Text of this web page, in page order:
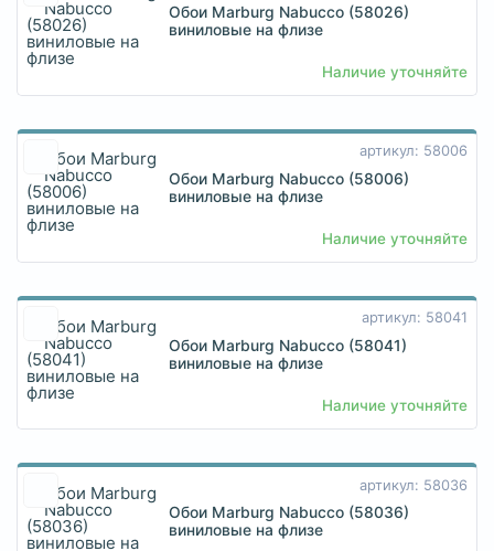
Обои Marburg Nabucco (58026)
виниловые на флизе
Наличие уточняйте
артикул: 58006
Обои Marburg Nabucco (58006)
виниловые на флизе
Наличие уточняйте
артикул: 58041
Обои Marburg Nabucco (58041)
виниловые на флизе
Наличие уточняйте
артикул: 58036
Обои Marburg Nabucco (58036)
виниловые на флизе